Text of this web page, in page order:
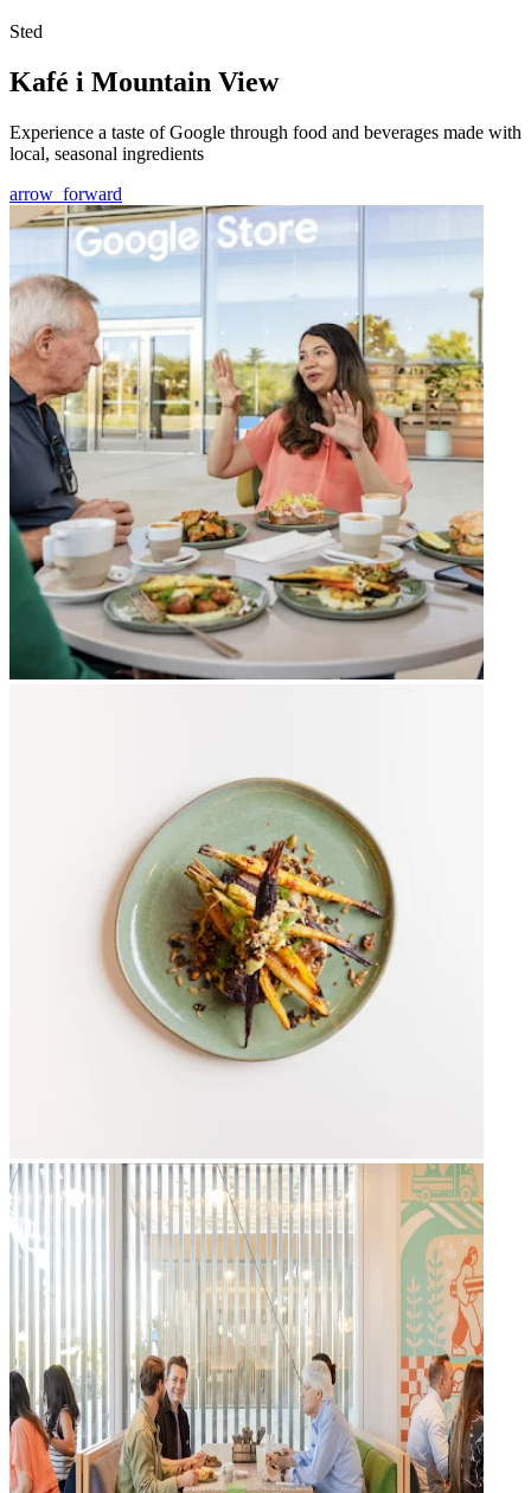
Sted
Kafé i Mountain View
Experience a taste of Google through food and beverages made with
local, seasonal ingredients
arrow_forward